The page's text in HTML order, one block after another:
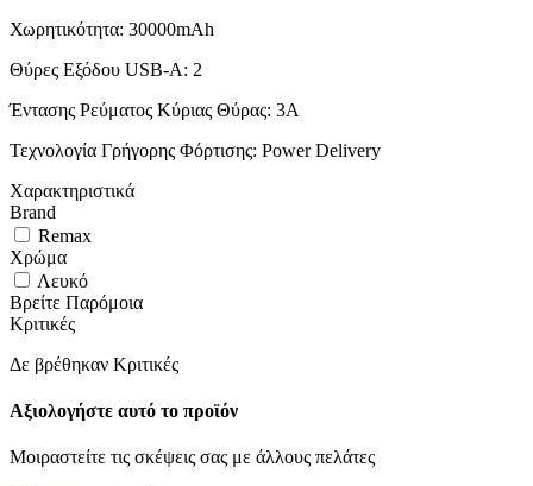
Χωρητικότητα: 30000mAh
Θύρες Εξόδου USB-A: 2
Έντασης Ρεύματος Κύριας Θύρας: 3A
Τεχνολογία Γρήγορης Φόρτισης: Power Delivery
Χαρακτηριστικά
Brand
Remax
Χρώμα
Λευκό
Βρείτε Παρόμοια
Κριτικές
Δε βρέθηκαν Κριτικές
Αξιολογήστε αυτό το προϊόν
Μοιραστείτε τις σκέψεις σας με άλλους πελάτες